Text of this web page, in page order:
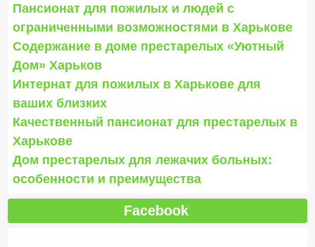
Пансионат для пожилых и людей с
ограниченными возможностями в Харькове
Содержание в доме престарелых «Уютный
Дом» Харьков
Интернат для пожилых в Харькове для
ваших близких
Качественный пансионат для престарелых в
Харькове
Дом престарелых для лежачих больных:
особенности и преимущества
Facebook